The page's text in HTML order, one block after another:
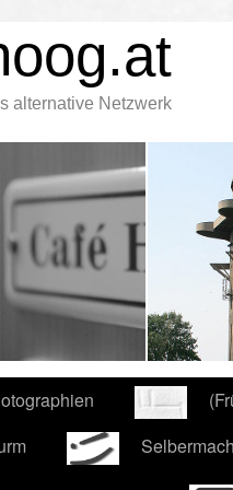
alternative Netzwerk